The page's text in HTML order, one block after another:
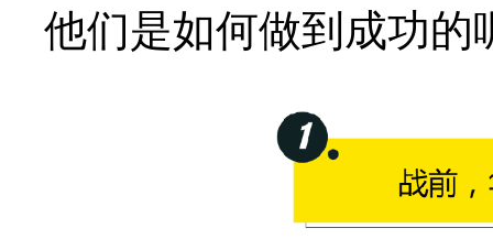
他们是如何做到成功的